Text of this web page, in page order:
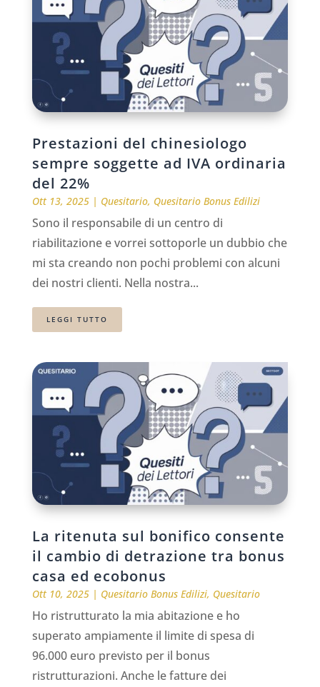
Prestazioni del chinesiologo
sempre soggette ad IVA ordinaria
del 22%
Ott 13, 2025| Quesitario, Quesitario Bonus Edilizi
Sono il responsabile di un centro di
riabilitazione e vorrei sottoporle un dubbio che
mi sta creando non pochi problemi con alcuni
dei nostri clienti. Nella nostra...
LEGGI TUTTO
La ritenuta sul bonifico consente
il cambio di detrazione tra bonus
casa ed ecobonus
Ott 10, 2025| Quesitario Bonus Edilizi, Quesitario
Ho ristrutturato la mia abitazione e ho
superato ampiamente il limite di spesa di
96.000 euro previsto per il bonus
ristrutturazioni. Anche le fatture dei